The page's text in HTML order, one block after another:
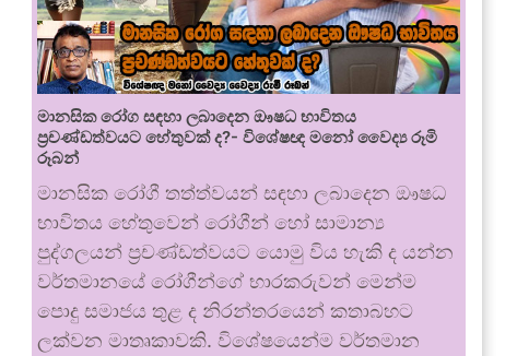
මානසික රෝග සඳහා ලබාදෙන ඖෂධ භාවිතය
ප්‍රචණ්ඩත්වයට හේතුවක් ද?- විශේෂඥ මනෝ වෛද්‍ය රූමි
රූබන්
මානසික රෝගී තත්ත්වයන් සඳහා ලබාදෙන ඖෂධ
භාවිතය හේතුවෙන් රෝගීන් හෝ සාමාන්‍ය
පුද්ගලයන් ප්‍රචණ්ඩත්වයට යොමු විය හැකි ද යන්න
වර්තමානයේ රෝගීන්ගේ භාරකරුවන් මෙන්ම
පොදු සමාජය තුළ ද නිරන්තරයෙන් කතාබහට
ලක්වන මාතෘකාවකි. විශේෂයෙන්ම වර්තමාන